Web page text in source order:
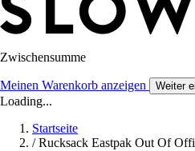
Zwischensumme
Meinen Warenkorb anzeigen Weiter
Loading...
Startseite
/ Rucksack Eastpak Out Of